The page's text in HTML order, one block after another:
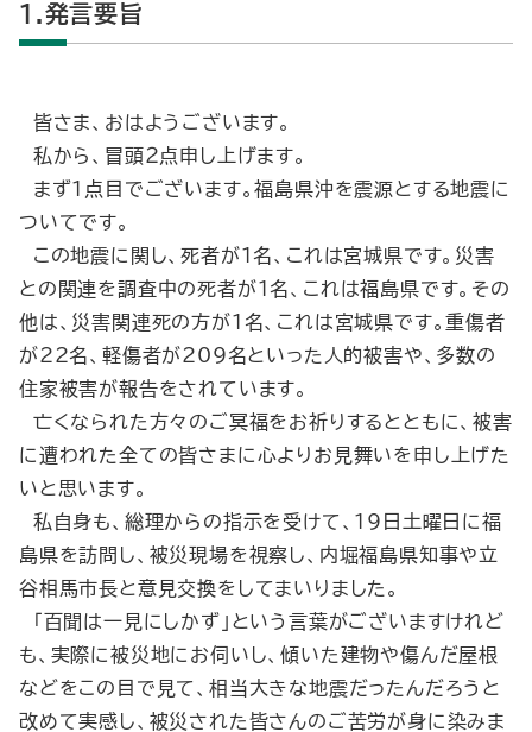
1.発言要旨
皆さま、おはようございます。
私から、冒頭２点申し上げます。
まず１点目でございます。福島県沖を震源とする地震に
ついてです。
この地震に関し、死者が１名、これは宮城県です。災害
との関連を調査中の死者が１名、これは福島県です。その
他は、災害関連死の方が１名、これは宮城県です。重傷者
が22名、軽傷者が209名といった人的被害や、多数の
住家被害が報告をされています。
亡くなられた方々のご冥福をお祈りするとともに、被害
に遭われた全ての皆さまに心よりお見舞いを申し上げた
いと思います。
私自身も、総理からの指示を受けて、19日土曜日に福
島県を訪問し、被災現場を視察し、内堀福島県知事や立
谷相馬市長と意見交換をしてまいりました。
「百聞は一見にしかず」という言葉がございますけれど
も、実際に被災地にお伺いし、傾いた建物や傷んだ屋根
などをこの目で見て、相当大きな地震だったんだろうと
改めて実感し、被災された皆さんのご苦労が身に染みま